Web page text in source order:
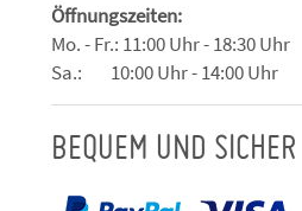
Öffnungszeiten:
Mo. - Fr.: 11:00 Uhr - 18:30 Uhr
Sa.: 10:00 Uhr - 14:00 Uhr
BEQUEM UND SICHER